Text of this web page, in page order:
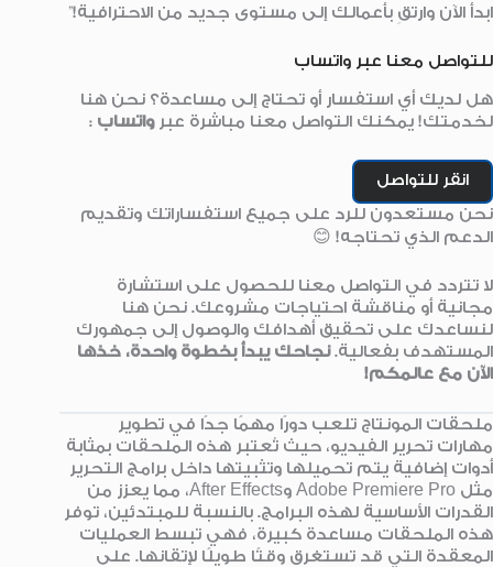
ابدأ الآن وارتقِ بأعمالك إلى مستوى جديد من الاحترافية!”
للتواصل معنا عبر واتساب
هل لديك أي استفسار أو تحتاج إلى مساعدة؟ نحن هنا
لخدمتك! يمكنك التواصل معنا مباشرة عبرواتساب :
انقر للتواصل
نحن مستعدون للرد على جميع استفساراتك وتقديم
الدعم الذي تحتاجه! 😊
لا تتردد في التواصل معنا للحصول على استشارة
مجانية أو مناقشة احتياجات مشروعك. نحن هنا
لنساعدك على تحقيق أهدافك والوصول إلى جمهورك
المستهدف بفعالية.نجاحك يبدأ بخطوة واحدة، خذها
الآن مع عالمكم!
ملحقات المونتاج تلعب دورًا مهمًا جدًا في تطوير
مهارات تحرير الفيديو، حيث تُعتبر هذه الملحقات بمثابة
أدوات إضافية يتم تحميلها وتثبيتها داخل برامج التحرير
مثل Adobe Premiere Pro وAfter Effects، مما يعزز من
القدرات الأساسية لهذه البرامج. بالنسبة للمبتدئين، توفر
هذه الملحقات مساعدة كبيرة، فهي تبسط العمليات
المعقدة التي قد تستغرق وقتًا طويلًا لإتقانها. على